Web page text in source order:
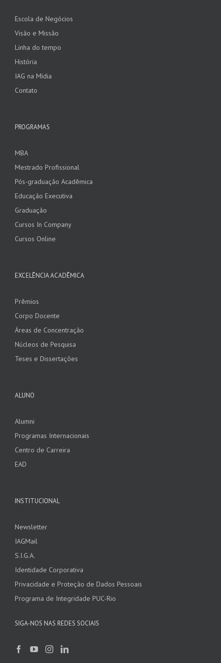
Escola de Negócios
Visão e Missão
Linha do tempo
História
IAG na Mídia
Contato
PROGRAMAS
MBA
Mestrado Profissional
Pós-graduação Acadêmica
Educação Executiva
Graduação
Cursos In Company
Cursos Online
EXCELÊNCIA ACADÊMICA
Prêmios
Corpo Docente
Áreas de Concentração
Núcleos de Pesquisa
Teses e Dissertações
ALUNO
Alumni
Programas Internacionais
Centro de Carreira
EAD
INSTITUCIONAL
Newsletter
IAGMail
S.I.G.A.
Identidade Corporativa
Privacidade e Proteção de Dados Pessoais
Programa de Integridade PUC-Rio
SIGA-NOS NAS REDES SOCIAIS